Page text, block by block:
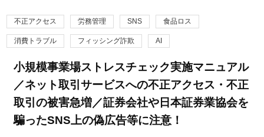
不正アクセス 労務管理 SNS 食品ロス
消費トラブル フィッシング詐欺 AI
小規模事業場ストレスチェック実施マニュアル
／ネット取引サービスへの不正アクセス・不正
取引の被害急増／証券会社や日本証券業協会を
騙ったSNS上の偽広告等に注意！